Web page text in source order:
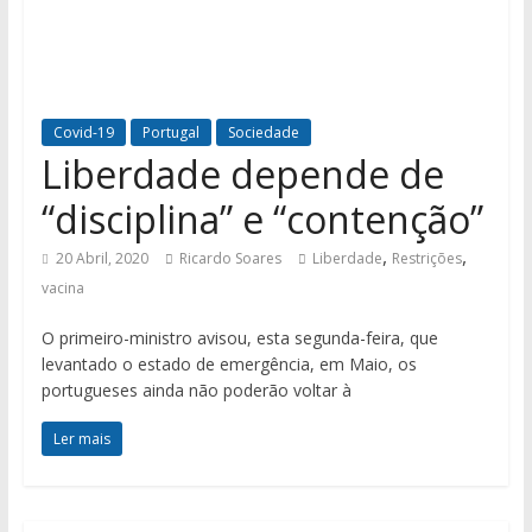
Covid-19 Portugal Sociedade
Liberdade depende de
“disciplina” e “contenção”
20 Abril, 2020 Ricardo Soares Liberdade, Restrições,
vacina
O primeiro-ministro avisou, esta segunda-feira, que
levantado o estado de emergência, em Maio, os
portugueses ainda não poderão voltar à
Ler mais